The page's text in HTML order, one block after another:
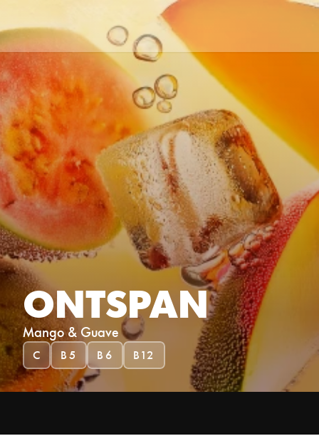
ONTSPAN
Mango & Guave
C B5 B6 B12